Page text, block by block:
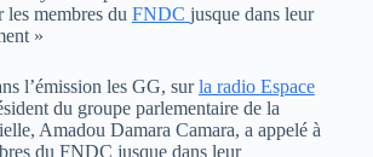
les membres du FNDC jusque dans leur
»
l’émission les GG, surla radio Espace
du groupe parlementaire de la
Amadou Damara Camara, a appelé à
du FNDC jusque dans leur